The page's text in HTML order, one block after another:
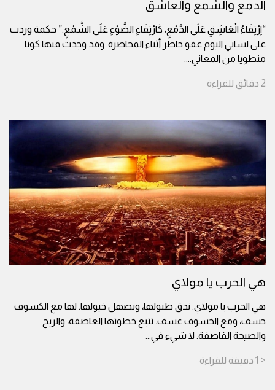
الدمع والشمع والعاشق
“اِرْتِقَاءُ الْعَاشِقِ عَلَى الدَّمْعِ، كَارْتِقَاءِ الضَّوْءِ عَلَى الشَّمْعِ.” حكمة وردت
على لساني اليوم عفو خاطر أثناء المحاضرة. وقد وجدت فيها كونا
منطويا من المعاني....
2 دقائق للقراءة
هي الحرب يا مولاي
هي الحرب يا مولاي. تدق طبولها، وتصهل خيولها. لها مع الكسوف
خسف، ومع الخسوف عسف. تتبع خطوتها العاصفة، والريح
والصيحة القاصفة. لا شيء في...
< 1 دقيقة للقراءة